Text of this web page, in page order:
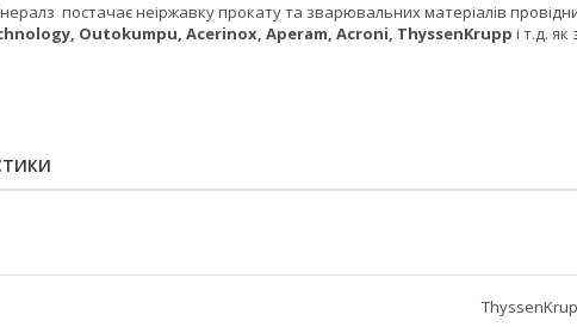
постачає неіржавку прокату та зварювальних матеріалів
Outokumpu, Acerinox, Aperam, Acroni, ThyssenKrupp і т.д.